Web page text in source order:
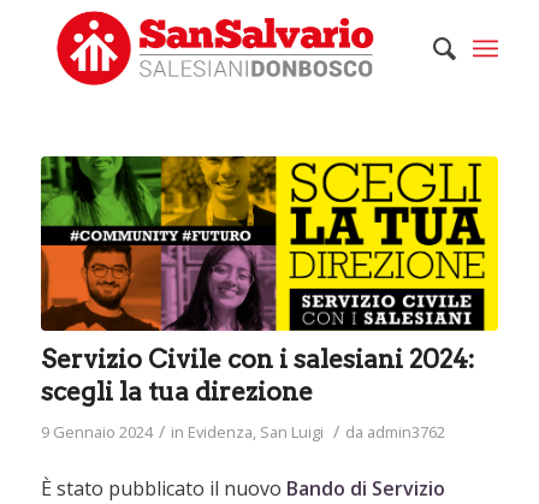
Servizio Civile con i salesiani 2024:
scegli la tua direzione
9 Gennaio 2024 / in Evidenza, San Luigi / da admin3762
È stato pubblicato il nuovo Bando di Servizio